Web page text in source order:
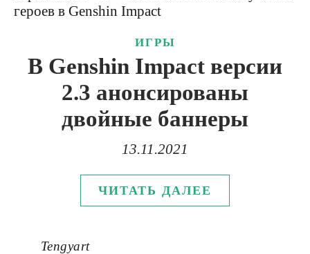
ИГРЫ
В Genshin Impact версии
2.3 анонсированы
двойные баннеры
13.11.2021
ЧИТАТЬ ДАЛЕЕ
Tengyart